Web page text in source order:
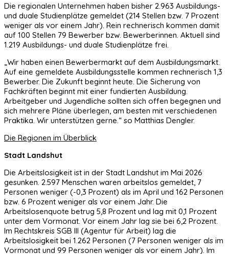
Die regionalen Unternehmen haben bisher 2.963 Ausbildungs-
und duale Studienplätze gemeldet (214 Stellen bzw. 7 Prozent
weniger als vor einem Jahr). Rein rechnerisch kommen damit
auf 100 Stellen 79 Bewerber bzw. Bewerberinnen. Aktuell sind
1.219 Ausbildungs- und duale Studienplätze frei.
„Wir haben einen Bewerbermarkt auf dem Ausbildungsmarkt.
Auf eine gemeldete Ausbildungsstelle kommen rechnerisch 1,3
Bewerber. Die Zukunft beginnt heute. Die Sicherung von
Fachkräften beginnt mit einer fundierten Ausbildung.
Arbeitgeber und Jugendliche sollten sich offen begegnen und
sich mehrere Pläne überlegen, am besten mit verschiedenen
Praktika. Wir unterstützen gerne.“ so Matthias Dengler.
Die Regionen im Überblick
Stadt Landshut
Die Arbeitslosigkeit ist in der Stadt Landshut im Mai 2026
gesunken. 2.597 Menschen waren arbeitslos gemeldet, 7
Personen weniger (-0,3 Prozent) als im April und 162 Personen
bzw. 6 Prozent weniger als vor einem Jahr. Die
Arbeitslosenquote betrug 5,8 Prozent und lag mit 0,1 Prozent
unter dem Vormonat. Vor einem Jahr lag sie bei 6,2 Prozent.
Im Rechtskreis SGB III (Agentur für Arbeit) lag die
Arbeitslosigkeit bei 1.262 Personen (7 Personen weniger als im
Vormonat und 99 Personen weniger als vor einem Jahr). Im